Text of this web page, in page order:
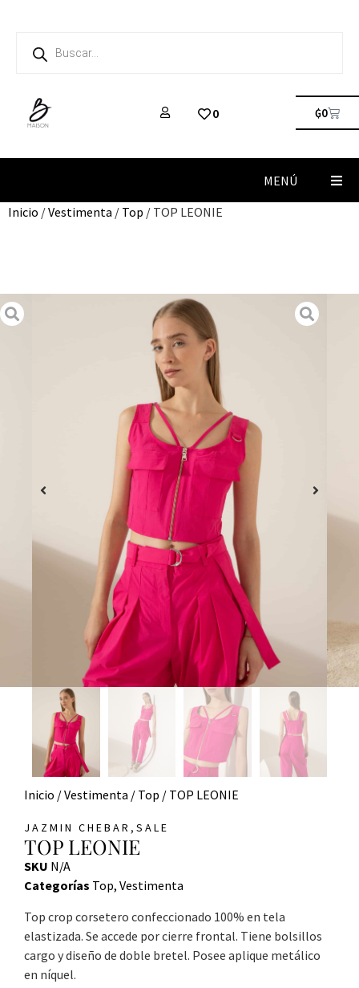
0 ₲0
MENÚ
Inicio /Vestimenta / Top / TOP LEONIE
Inicio /Vestimenta / Top / TOP LEONIE
JAZMIN CHEBAR , SALE
TOP LEONIE
SKU N/A
Categorías Top, Vestimenta
Top crop corsetero confeccionado 100% en tela
elastizada. Se accede por cierre frontal. Tiene bolsillos
cargo y diseño de doble bretel. Posee aplique metálico
en níquel.